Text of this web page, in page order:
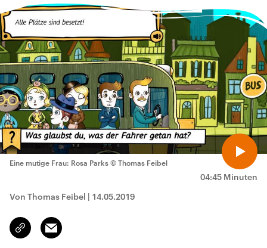
04:45 Minuten
Eine mutige Frau: Rosa Parks © Thomas Feibel
Von Thomas Feibel | 14.05.2019
Link
kopieren/teilen
Email